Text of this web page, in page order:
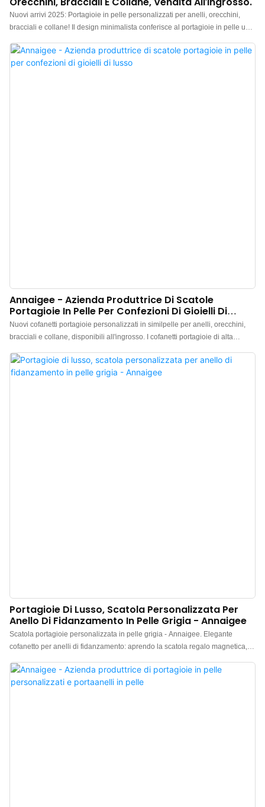
Nuovi arrivi 2025: Portagioie in pelle personalizzati per anelli, orecchini,
bracciali e collane! Il design minimalista conferisce al portagioie in pelle un
anelli, orecchini, bracciali e collane. Realizzato in pregiata pelle PU con
speciale goffratura, bordi lisci e piatti e possibilità di personalizzazione del
Annaigee - Azienda Produttrice Di Scatole
Portagioie In Pelle Per Confezioni Di Gioielli Di
Lusso
Nuovi cofanetti portagioie personalizzati in similpelle per anelli, orecchini,
bracciali e collane, disponibili all'ingrosso. I cofanetti portagioie di alta
realizzati con un esterno in pregiata pelle di pecora e un interno in morbida
similpelle scamosciata a contrasto, che offre una protezione ottimale per i
Portagioie Di Lusso, Scatola Personalizzata Per
Anello Di Fidanzamento In Pelle Grigia - Annaigee
Scatola portagioie personalizzata in pelle grigia - Annaigee. Elegante
cofanetto per anelli di fidanzamento: aprendo la scatola regalo magnetica, si
cofanetto portagioie personalizzato in pelle grigia di Annaigee. Il cofanetto è
realizzato in pregiata pelle grigia abbinata a morbido velluto, ideale per un